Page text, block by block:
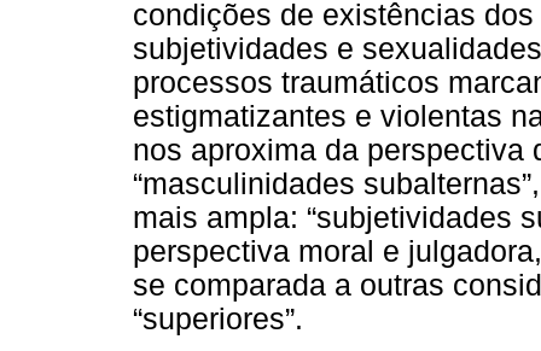
condições de existências
subjetividades e
processos traumáticos
estigmatizantes e violentas
nos aproxima da perspectiva
“masculinidades
mais ampla: “subjetividades
perspectiva moral e
se comparada a outras
“superiores”.